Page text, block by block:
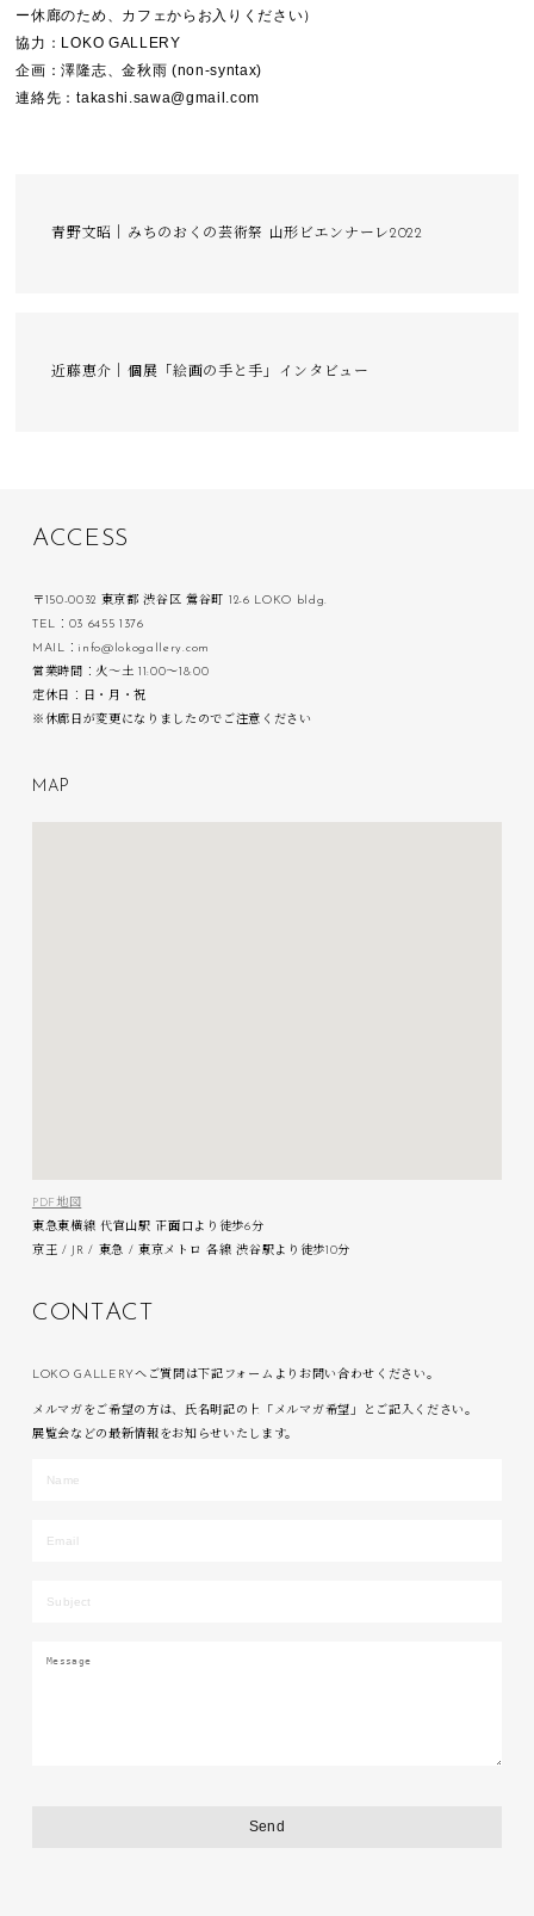
ー休廊のため、カフェからお入りください）
協力：LOKO GALLERY
企画：澤隆志、金秋雨 (non-syntax)
連絡先：takashi.sawa@gmail.com
青野文昭｜みちのおくの芸術祭 山形ビエンナーレ2022
近藤恵介｜個展「絵画の手と手」インタビュー
ACC ESS
〒150-0032 東京都 渋谷区 鶯谷町 12-6 LOKO bldg.
TEL：03 6455 1376
MAIL：info@lokogallery.com
営業時間：火〜土 11:00〜18:00
定休日：日・月・祝
※休廊日が変更になりましたのでご注意ください
M A P
PDF地図
東急東横線 代官山駅 正面口より徒歩6分
京王 / JR / 東急 / 東京メトロ 各線 渋谷駅より徒歩10分
C O N AC
LOKO GALLERYへご質問は下記フォームよりお問い合わせください。
メルマガをご希望の方は、氏名明記の上「メルマガ希望」とご記入ください。
展覧会などの最新情報をお知らせいたします。